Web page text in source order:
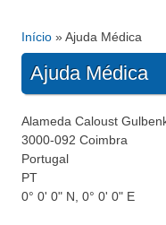
Está aqui
Início » Ajuda Médica
Ajuda Médica
Alameda Caloust
3000-092 Coimbra
Portugal
PT
0° 0' 0" N, 0° 0' 0" E